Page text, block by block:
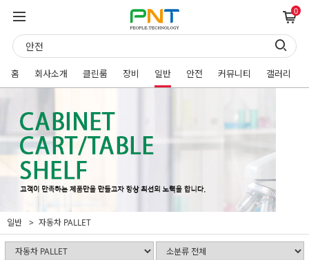
0
홈 회사소개 클린룸 장비 일반 안전 커뮤니티 갤러리
일반 자동차 PALLET